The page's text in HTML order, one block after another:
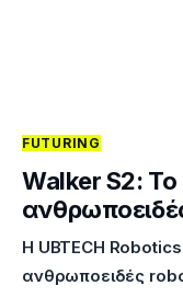
FUTURING
Walker S2:
Η UBTECH
ανθρωποειδές